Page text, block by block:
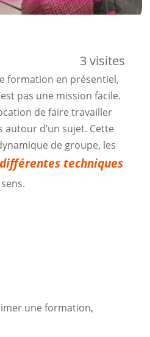
3 visites
formation en présentiel,
pas une mission facile.
de faire travailler
d’un sujet. Cette
de groupe, les
différentes techniques
une formation,